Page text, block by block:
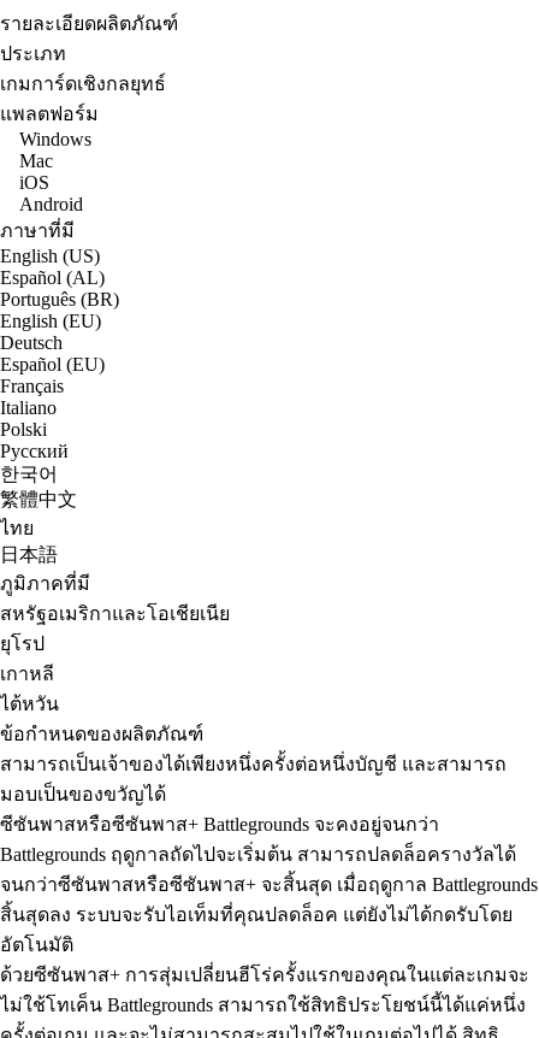
รายละเอียดผลิตภัณฑ์
ประเภท
เกมการ์ดเชิงกลยุทธ์
แพลตฟอร์ม
Windows
Mac
iOS
Android
ภาษาที่มี
English (US)
Español (AL)
Português (BR)
English (EU)
Deutsch
Español (EU)
Français
Italiano
Polski
Русский
한국어
繁體中文
ไทย
日本語
ภูมิภาคที่มี
สหรัฐอเมริกาและโอเชียเนีย
ยุโรป
เกาหลี
ไต้หวัน
ข้อกำหนดของผลิตภัณฑ์
สามารถเป็นเจ้าของได้เพียงหนึ่งครั้งต่อหนึ่งบัญชี และสามารถ
มอบเป็นของขวัญได้
ซีซันพาสหรือซีซันพาส+ Battlegrounds จะคงอยู่จนกว่า
Battlegrounds ฤดูกาลถัดไปจะเริ่มต้น สามารถปลดล็อครางวัลได้
จนกว่าซีซันพาสหรือซีซันพาส+ จะสิ้นสุด เมื่อฤดูกาล Battlegrounds
สิ้นสุดลง ระบบจะรับไอเท็มที่คุณปลดล็อค แต่ยังไม่ได้กดรับโดย
อัตโนมัติ
ด้วยซีซันพาส+ การสุ่มเปลี่ยนฮีโร่ครั้งแรกของคุณในแต่ละเกมจะ
ไม่ใช้โทเค็น Battlegrounds สามารถใช้สิทธิประโยชน์นี้ได้แค่หนึ่ง